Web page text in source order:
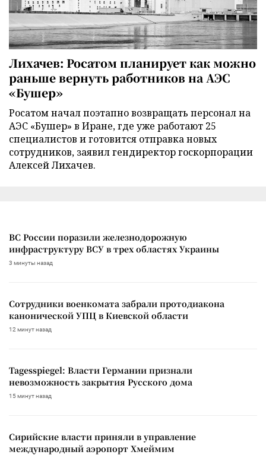
Лихачев: Росатом планирует как можно
раньше вернуть работников на АЭС
«Бушер»
Росатом начал поэтапно возвращать персонал на
АЭС «Бушер» в Иране, где уже работают 25
специалистов и готовится отправка новых
сотрудников, заявил гендиректор госкорпорации
Алексей Лихачев.
ВС России поразили железнодорожную
инфраструктуру ВСУ в трех областях Украины
3 минуты назад
Сотрудники военкомата забрали протодиакона
канонической УПЦ в Киевской области
12 минут назад
Tagesspiegel: Власти Германии признали
невозможность закрытия Русского дома
15 минут назад
Сирийские власти приняли в управление
международный аэропорт Хмеймим